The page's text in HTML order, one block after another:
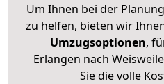
Um Ihnen bei der
zu helfen, bieten wir
Umzugsoptionen,
Erlangen nach
Sie die volle